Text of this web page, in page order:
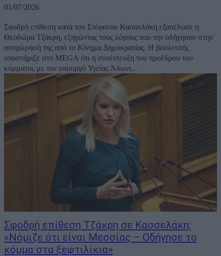
01/07/2026
Σφοδρή επίθεση κατά του Στέφανου Κασσελάκη εξαπέλυσε η
Θεοδώρα Τζάκρη, εξηγώντας τους λόγους που την οδήγησαν στην
αποχώρησή της από το Κίνημα Δημοκρατίας. Η βουλευτής
υποστήριξε στο MEGA ότι η συνέντευξη του προέδρου του
κόμματος με τον υπουργό Υγείας Άδωνι...
Σφοδρή επίθεση Τζάκρη σε Κασσελάκη:
«Νόμιζε ότι είναι Μεσσίας – Οδήγησε το
κόμμα στα ξεφτιλίκια»